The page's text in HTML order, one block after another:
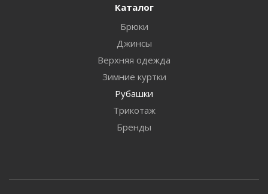
Каталог
Брюки
Джинсы
Верхняя одежда
Зимние куртки
Рубашки
Трикотаж
Бренды